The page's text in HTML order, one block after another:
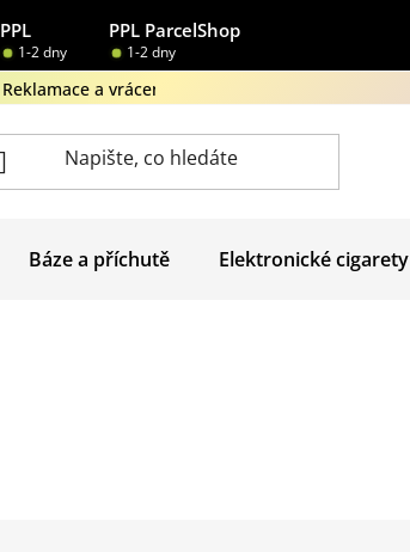
PPL PPL ParcelShop
1-2 dny 1-2 dny
Reklamace a vrácení zboží
Báze a příchutě Elektronické cigarety